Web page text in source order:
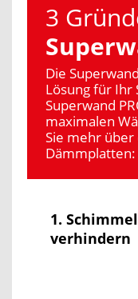
3
Die
Lösung für
Superwand
maximalen
Sie mehr
Dämmplatten:
1.
verhindern